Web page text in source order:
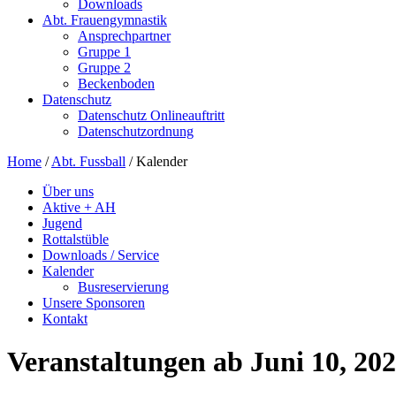
Downloads
Abt. Frauengymnastik
Ansprechpartner
Gruppe 1
Gruppe 2
Beckenboden
Datenschutz
Datenschutz Onlineauftritt
Datenschutzordnung
Home /Abt. Fussball /Kalender
Über uns
Aktive + AH
Jugend
Rottalstüble
Downloads / Service
Kalender
Busreservierung
Unsere Sponsoren
Kontakt
Veranstaltungen ab Juni 10,